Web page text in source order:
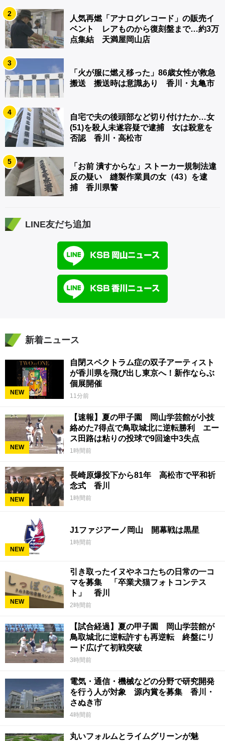
2
人気再燃「アナログレコード」の販売イ
ベント レアものから復刻盤まで…約3万
点集結 天満屋岡山店
3
「火が服に燃え移った」86歳女性が救急
搬送 搬送時は意識あり 香川・丸亀市
4
自宅で夫の後頭部など切り付けたか…女
(51)を殺人未遂容疑で逮捕 女は殺意を
否認 香川・高松市
5
「お前 潰すからな」ストーカー規制法違
反の疑い 縫製作業員の女（43）を逮
捕 香川県警
LINE友だち追加
新着ニュース
NEW
自閉スペクトラム症の双子アーティスト
が香川県を飛び出し東京へ！新作ならぶ
個展開催
11分前
NEW
【速報】夏の甲子園 岡山学芸館が小技
絡めた7得点で鳥取城北に逆転勝利 エー
ス田路は粘りの投球で9回途中3失点
1時間前
NEW
長崎原爆投下から81年 高松市で平和祈
念式 香川
1時間前
NEW
J1ファジアーノ岡山 開幕戦は黒星
1時間前
NEW
引き取ったイヌやネコたちの日常の一コ
マを募集 「卒業犬猫フォトコンテス
ト」 香川
2時間前
【試合経過】夏の甲子園 岡山学芸館が
鳥取城北に逆転許すも再逆転 終盤にリ
ード広げて初戦突破
3時間前
電気・通信・機械などの分野で研究開発
を行う人が対象 源内賞を募集 香川・
さぬき市
4時間前
丸いフォルムとライムグリーンが魅